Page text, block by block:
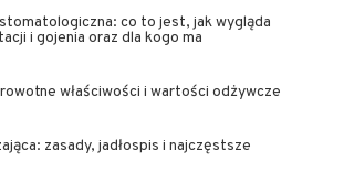
co to jest, jak wygląda
i gojenia oraz dla kogo ma
właściwości i wartości odżywcze
zasady, jadłospis i najczęstsze